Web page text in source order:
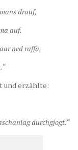
drauf,
auf.
ned raffa,
und erzählte:
durchgjogt.“